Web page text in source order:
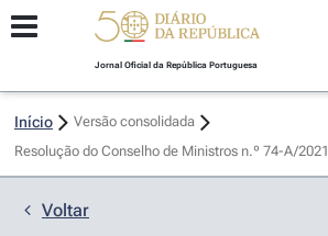
Jornal Oficial da República Portuguesa
Início
Versão consolidada
Resolução do Conselho de Ministros n.º 74-A/2021
Voltar